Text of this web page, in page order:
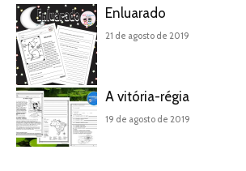
Enluarado
21 de agosto de 2019
A vitória-régia
19 de agosto de 2019